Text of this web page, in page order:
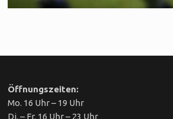
Öffnungszeiten:
Mo. 16 Uhr – 19 Uhr
Di. – Fr. 16 Uhr – 23 Uhr